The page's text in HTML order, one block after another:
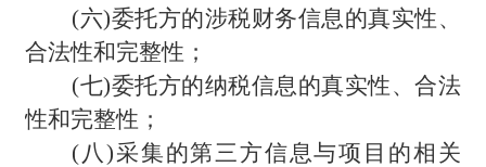
(六)委托方的涉税财务信息的真实性、
合法性和完整性；
(七)委托方的纳税信息的真实性、合法
性和完整性；
(八)采集的第三方信息与项目的相关